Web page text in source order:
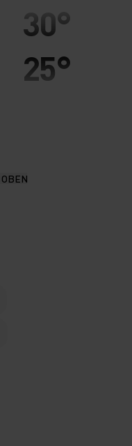
30°
25°
OBEN